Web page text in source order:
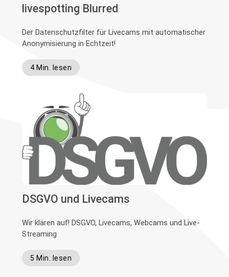
livespotting Blurred
Der Datenschutzfilter für Livecams mit automatischer
Anonymisierung in Echtzeit!
4 Min. lesen
DSGVO und Livecams
Wir klären auf! DSGVO, Livecams, Webcams und Live-
Streaming
5 Min. lesen